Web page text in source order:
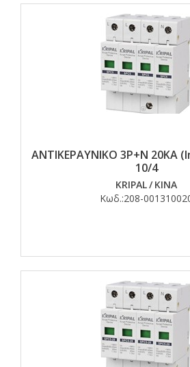
ΑΝΤΙΚΕΡΑΥΝΙΚΟ 3Ρ+Ν 20ΚΑ
10/4
KRIPAL/ ΚΙΝΑ
Κωδ.:208-